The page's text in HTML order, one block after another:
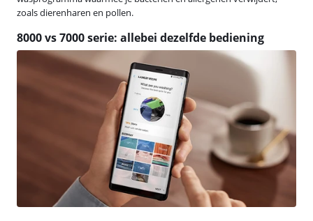
zoals dierenharen en pollen.
8000 vs 7000 serie: allebei dezelfde bediening